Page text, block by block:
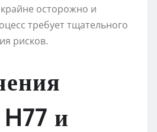
осторожно и
требует тщательного
рисков.
и